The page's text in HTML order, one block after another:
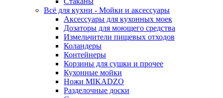
Всё для кухни - Мойки и аксессуары
Аксессуары для кухонных моек
Дозаторы для моющего средства
Измельчители пищевых отходов
Коландеры
Контейнеры
Корзины для сушки и прочее
Кухонные мойки
Ножи MIKADZO
Разделочные доски